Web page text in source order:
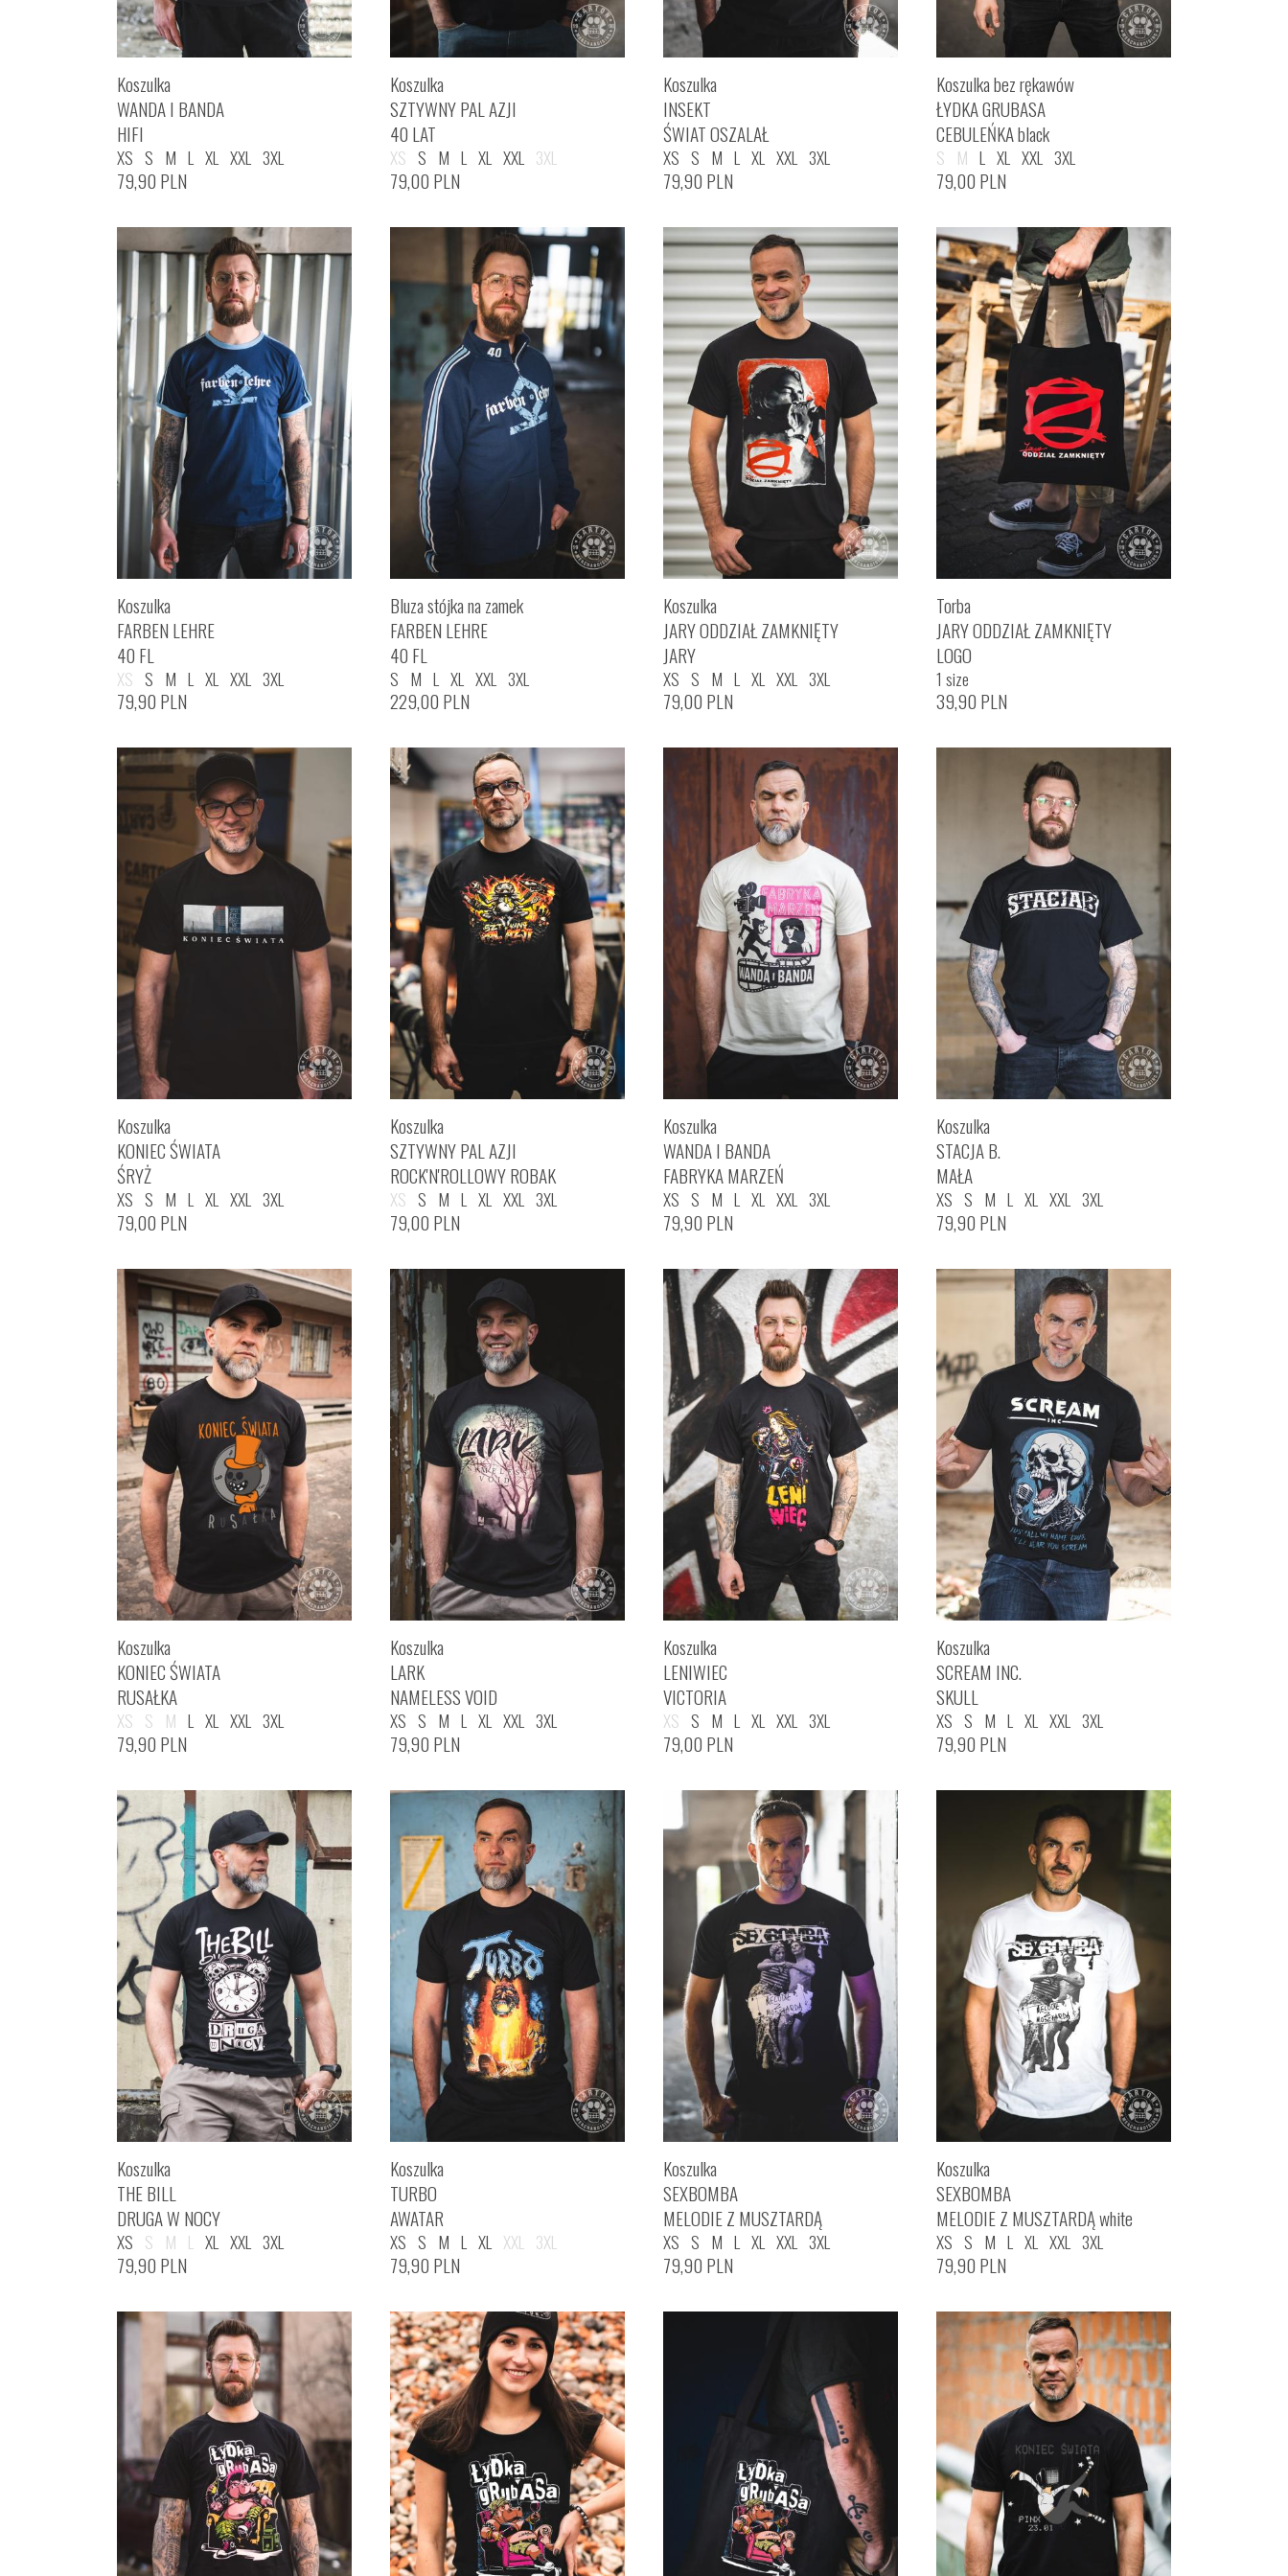
Koszulka
WANDA I BANDA
HIFI
XS S M L XL XXL 3XL
79,90 PLN
Koszulka
SZTYWNY PAL AZJI
40 LAT
XS S M L XL XXL 3XL
79,00 PLN
Koszulka
INSEKT
ŚWIAT OSZALAŁ
XS S M L XL XXL 3XL
79,90 PLN
Koszulka bez rękawów
ŁYDKA GRUBASA
CEBULEŃKA black
S M L XL XXL 3XL
79,00 PLN
Koszulka
FARBEN LEHRE
40 FL
XS S M L XL XXL 3XL
79,90 PLN
Bluza stójka na zamek
FARBEN LEHRE
40 FL
S M L XL XXL 3XL
229,00 PLN
Koszulka
JARY ODDZIAŁ ZAMKNIĘTY
JARY
XS S M L XL XXL 3XL
79,00 PLN
Torba
JARY ODDZIAŁ ZAMKNIĘTY
LOGO
1 size
39,90 PLN
Koszulka
KONIEC ŚWIATA
ŚRYŻ
XS S M L XL XXL 3XL
79,00 PLN
Koszulka
SZTYWNY PAL AZJI
ROCK'N'ROLLOWY ROBAK
XS S M L XL XXL 3XL
79,00 PLN
Koszulka
WANDA I BANDA
FABRYKA MARZEŃ
XS S M L XL XXL 3XL
79,90 PLN
Koszulka
STACJA B.
MAŁA
XS S M L XL XXL 3XL
79,90 PLN
Koszulka
KONIEC ŚWIATA
RUSAŁKA
XS S M L XL XXL 3XL
79,90 PLN
Koszulka
LARK
NAMELESS VOID
XS S M L XL XXL 3XL
79,90 PLN
Koszulka
LENIWIEC
VICTORIA
XS S M L XL XXL 3XL
79,00 PLN
Koszulka
SCREAM INC.
SKULL
XS S M L XL XXL 3XL
79,90 PLN
Koszulka
THE BILL
DRUGA W NOCY
XS S M L XL XXL 3XL
79,90 PLN
Koszulka
TURBO
AWATAR
XS S M L XL XXL 3XL
79,90 PLN
Koszulka
SEXBOMBA
MELODIE Z MUSZTARDĄ
XS S M L XL XXL 3XL
79,90 PLN
Koszulka
SEXBOMBA
MELODIE Z MUSZTARDĄ white
XS S M L XL XXL 3XL
79,90 PLN